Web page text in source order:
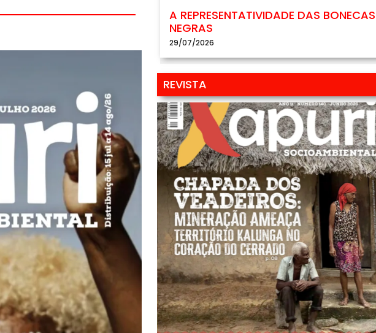
A REPRESENTATIVIDADE DAS BONECAS
NEGRAS
29/07/2026
REVISTA